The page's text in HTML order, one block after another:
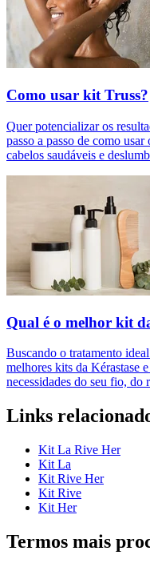
Como usar kit Truss?
Quer potencializar os
passo a passo de como
cabelos saudáveis e
Qual é o melhor kit
Buscando o tratamento
melhores kits da Kérastase
necessidades do seu fio, do
Links
Kit La Rive Her
Kit La
Kit Rive Her
Kit Rive
Kit Her
Termos mais